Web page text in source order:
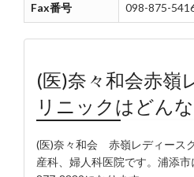
Fax番号 098-875-
(医)奈々和会赤嶺
リニックはどん
(医)奈々和会 赤嶺レディース
産科、婦人科医院です。浦添